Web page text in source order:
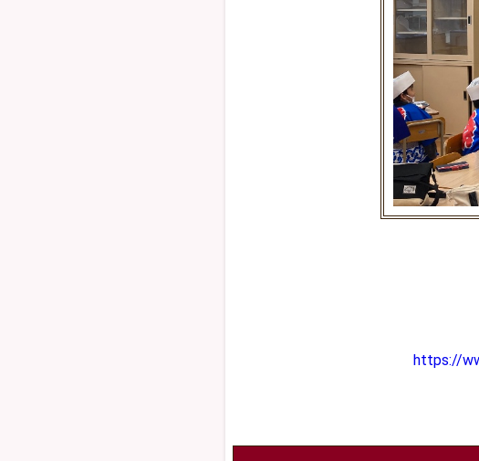
https://